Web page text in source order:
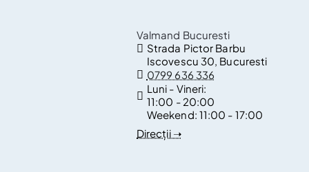
Valmand Bucuresti
Strada Pictor Barbu
Iscovescu 30, Bucuresti
0799 636 336
Luni - Vineri:
11:00 - 20:00
Weekend: 11:00 - 17:00
Direcții ➝